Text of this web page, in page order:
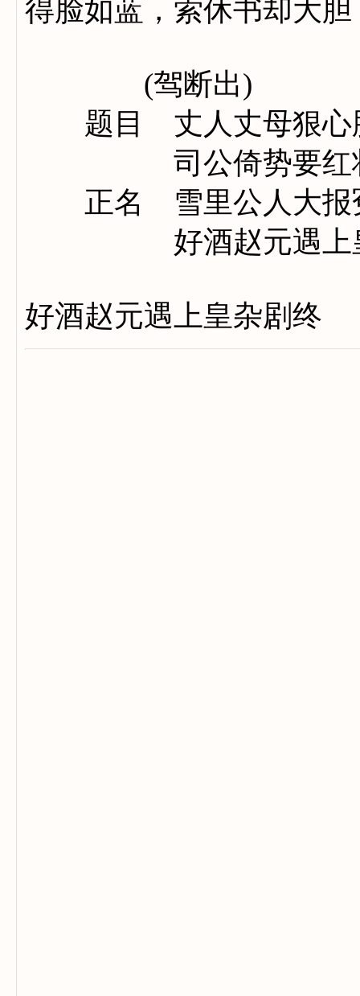
得脸如蓝，索休书却大胆
(驾断出)
题目 丈人丈母狠心
司公倚势要红
正名 雪里公人大报
好酒赵元遇上
好酒赵元遇上皇杂剧终